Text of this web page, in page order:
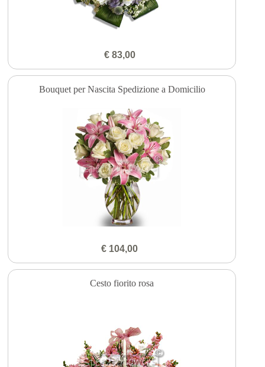
€ 83,00
Bouquet per Nascita Spedizione a Domicilio
€ 104,00
Cesto fiorito rosa